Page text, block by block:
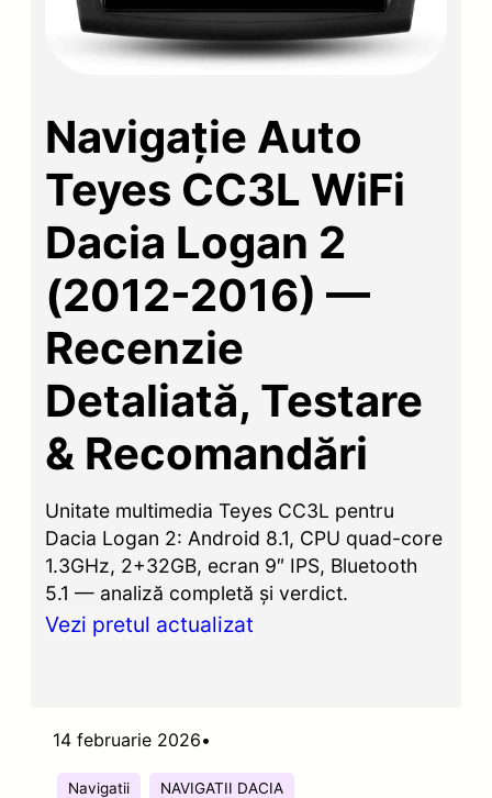
Navigație Auto
Teyes CC3L WiFi
Dacia Logan 2
(2012-2016) —
Recenzie
Detaliată, Testare
& Recomandări
Unitate multimedia Teyes CC3L pentru
Dacia Logan 2: Android 8.1, CPU quad-core
1.3GHz, 2+32GB, ecran 9″ IPS, Bluetooth
5.1 — analiză completă și verdict.
Vezi pretul actualizat
14 februarie 2026•
Navigatii NAVIGATII DACIA